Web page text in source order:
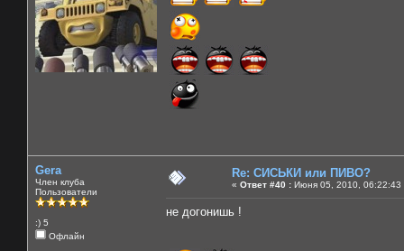
Gera
Член клуба
Пользователи
:) 5
Офлайн
Re: СИСЬКИ или ПИВО?
« Ответ #40 : Июня 05, 2010, 06:22:43
не догонишь !